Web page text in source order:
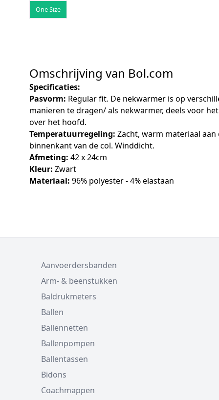
One Size
Omschrijving van Bol.com
Specificaties:
Pasvorm: Regular fit. De nekwarmer is op
manieren te dragen/ als nekwarmer, deels voor
over het hoofd.
Temperatuurregeling: Zacht, warm materiaal aan
binnenkant van de col. Winddicht.
Afmeting: 42 x 24cm
Kleur: Zwart
Materiaal: 96% polyester - 4% elastaan
Aanvoerdersbanden
Arm- & beenstukken
Baldrukmeters
Ballen
Ballennetten
Ballenpompen
Ballentassen
Bidons
Coachmappen